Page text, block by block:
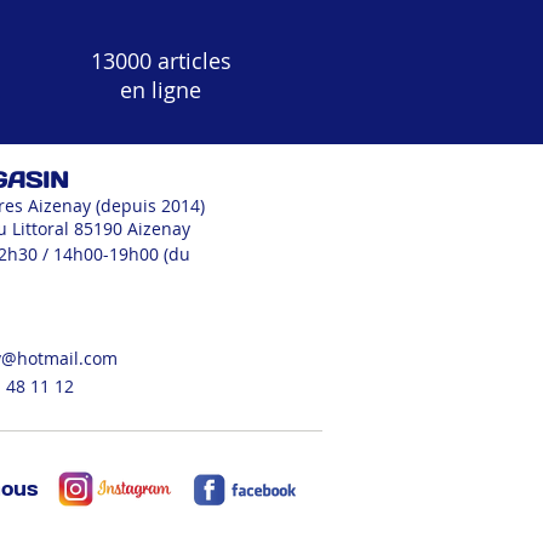
13000 articles
en ligne
Aizenay (depuis 2014)
Littoral 85190 Aizenay
/ 14h00-19h00 (du
48 11 12